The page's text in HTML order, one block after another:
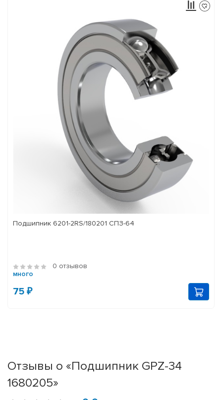
Подшипник 6201-2RS/180201 СПЗ-64
0 отзывов
много
75 ₽
Отзывы о «Подшипник GPZ-34
1680205»